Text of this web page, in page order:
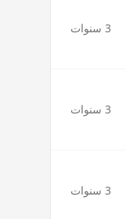
3 سنوات
3 سنوات
3 سنوات